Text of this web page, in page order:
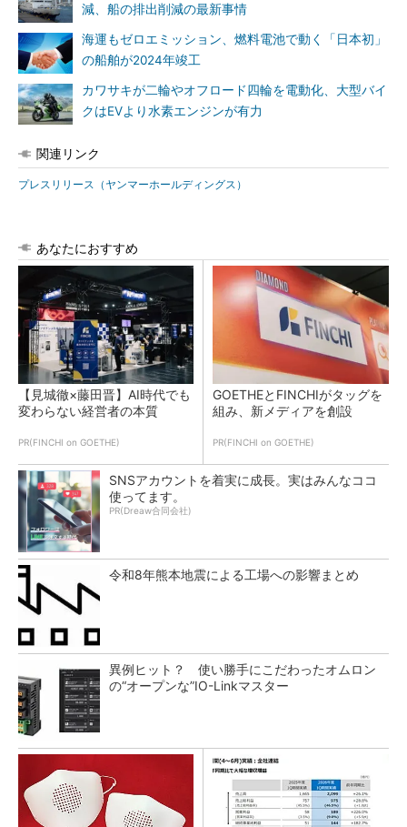
減、船の排出削減の最新事情
海運もゼロエミッション、燃料電池で動く「日本初」
の船舶が2024年竣工
カワサキが二輪やオフロード四輪を電動化、大型バイ
クはEVより水素エンジンが有力
関連リンク
プレスリリース（ヤンマーホールディングス）
あなたにおすすめ
【見城徹×藤田晋】AI時代でも
変わらない経営者の本質
PR(FINCHI on GOETHE)
GOETHEとFINCHIがタッグを
組み、新メディアを創設
PR(FINCHI on GOETHE)
SNSアカウントを着実に成長。実はみんなココ
使ってます。
PR(Dreaw合同会社)
令和8年熊本地震による工場への影響まとめ
異例ヒット？ 使い勝手にこだわったオムロン
の“オープンな”IO-Linkマスター